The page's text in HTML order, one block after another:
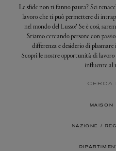
Le sfide non ti fanno paura? Sei
lavoro che ti può permettere di
nel mondo del Lusso? Se è così,
Stiamo cercando persone con
differenza e desiderio di
Scopri le nostre opportunità di
influente al
CERCA
MAISON
NAZIONE /